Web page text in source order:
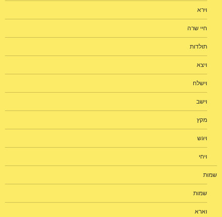
וירא
חיי שרה
תולדות
ויצא
וישלח
וישב
מקץ
ויגש
ויחי
שמות
שמות
וארא